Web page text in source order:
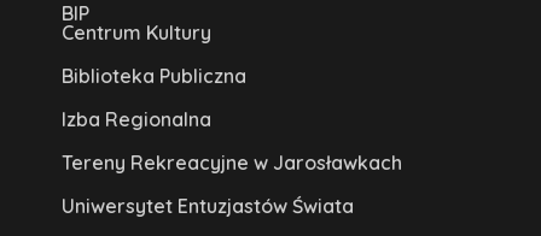
BIP
Centrum Kultury
Biblioteka Publiczna
Izba Regionalna
Tereny Rekreacyjne w Jarosławkach
Uniwersytet Entuzjastów Świata